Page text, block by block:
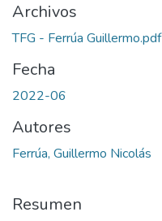
Archivos
TFG - Ferrúa Guillermo.pdf
Fecha
2022-06
Autores
Ferrúa, Guillermo Nicolás
Resumen